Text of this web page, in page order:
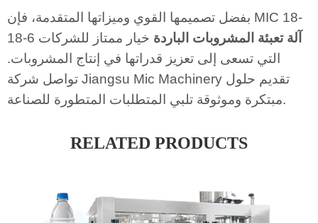
بفضل تصميمها القوي وميزاتها المتقدمة، فإن MIC 18-
18-6
آلة تعبئة المشروبات الباردة خيار ممتاز للشركات
التي تسعى إلى تعزيز قدراتها في إنتاج المشروبات.
تواصل شركة Jiangsu Mic Machinery تقديم حلول
مبتكرة وموثوقة تلبي المتطلبات المتطورة للصناعة.
RELATED PRODUCTS